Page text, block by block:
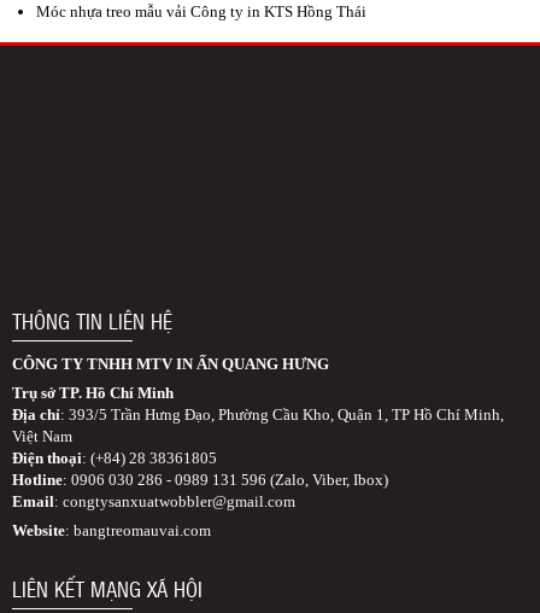
Móc nhựa treo mẫu vải Công ty in KTS Hồng Thái
THÔNG TIN LIÊN HỆ
CÔNG TY TNHH MTV IN ẤN QUANG HƯNG
Trụ sở TP. Hồ Chí Minh
Địa chỉ: 393/5 Trần Hưng Đạo, Phường Cầu Kho, Quận 1, TP Hồ Chí Minh,
Việt Nam
Điện thoại: (+84) 28 38361805
Hotline: 0906 030 286 - 0989 131 596 (Zalo, Viber, Ibox)
Email: congtysanxuatwobbler@gmail.com
Website: bangtreomauvai.com
LIÊN KẾT MẠNG XÃ HỘI